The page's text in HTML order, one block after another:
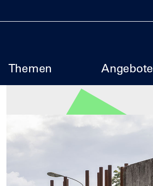
Themen Angebote